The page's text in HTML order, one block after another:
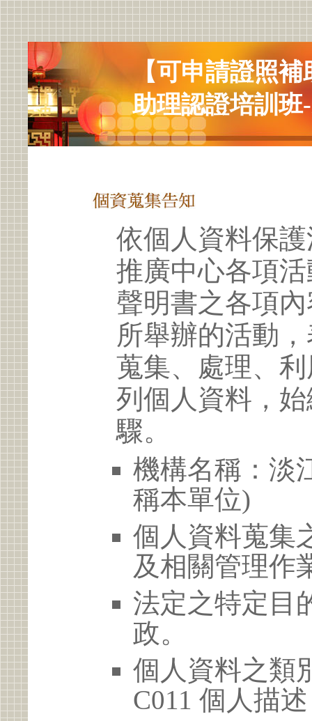
【可申請證照
助理認證培訓班
依個人資料保
推廣中心各項
聲明書之各項
所舉辦的活動
蒐集、處理、
列個人資料，
驟。
機構名稱：淡
稱本單位)
個人資料蒐集
及相關管理作
法定之特定目
政。
個人資料之類
C011 個人描述